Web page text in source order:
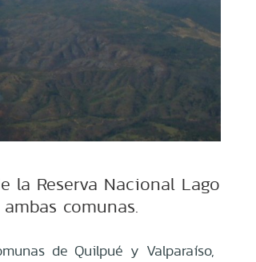
Reserva Nacional Lago
comunas.
de Quilpué y Valparaíso,